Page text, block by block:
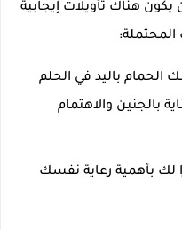
هناك تأويلات إيجابية
الحمام باليد في الحلم
بالجنين والاهتمام
لك بأهمية رعاية نفسك